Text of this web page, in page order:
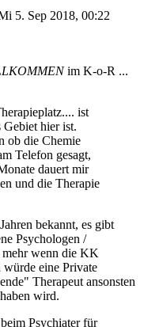
5. Sep 2018, 00:22
im K-o-R ...
ist
Gebiet hier ist.
ob die Chemie
Telefon gesagt,
dauert mir
und die Therapie
bekannt, es gibt
Psychologen /
mehr wenn die KK
eine Private
Therapeut ansonsten
wird.
Psychiater für